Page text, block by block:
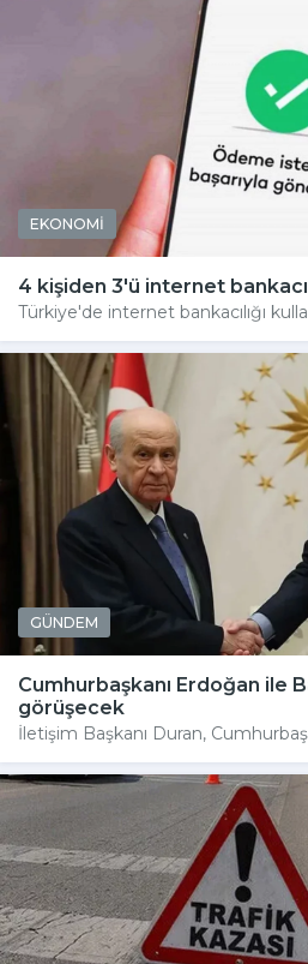
EKONOMİ
4 kişiden 3'ü internet
Türkiye'de internet bankacılığı
GÜNDEM
Cumhurbaşkanı Erdoğan ile
görüşecek
İletişim Başkanı Duran,